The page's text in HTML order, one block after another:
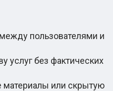
пользователями и
услуг без фактических
материалы или скрытую